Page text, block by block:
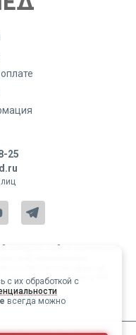
с их обработкой с
всегда можно
25
сайт и материалы,
публичной офертой,
кодекса РФ.
© Армед